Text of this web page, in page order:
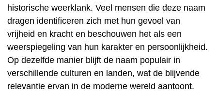
historische weerklank. Veel mensen die deze naam
dragen identificeren zich met hun gevoel van
vrijheid en kracht en beschouwen het als een
weerspiegeling van hun karakter en persoonlijkheid.
Op dezelfde manier blijft de naam populair in
verschillende culturen en landen, wat de blijvende
relevantie ervan in de moderne wereld aantoont.